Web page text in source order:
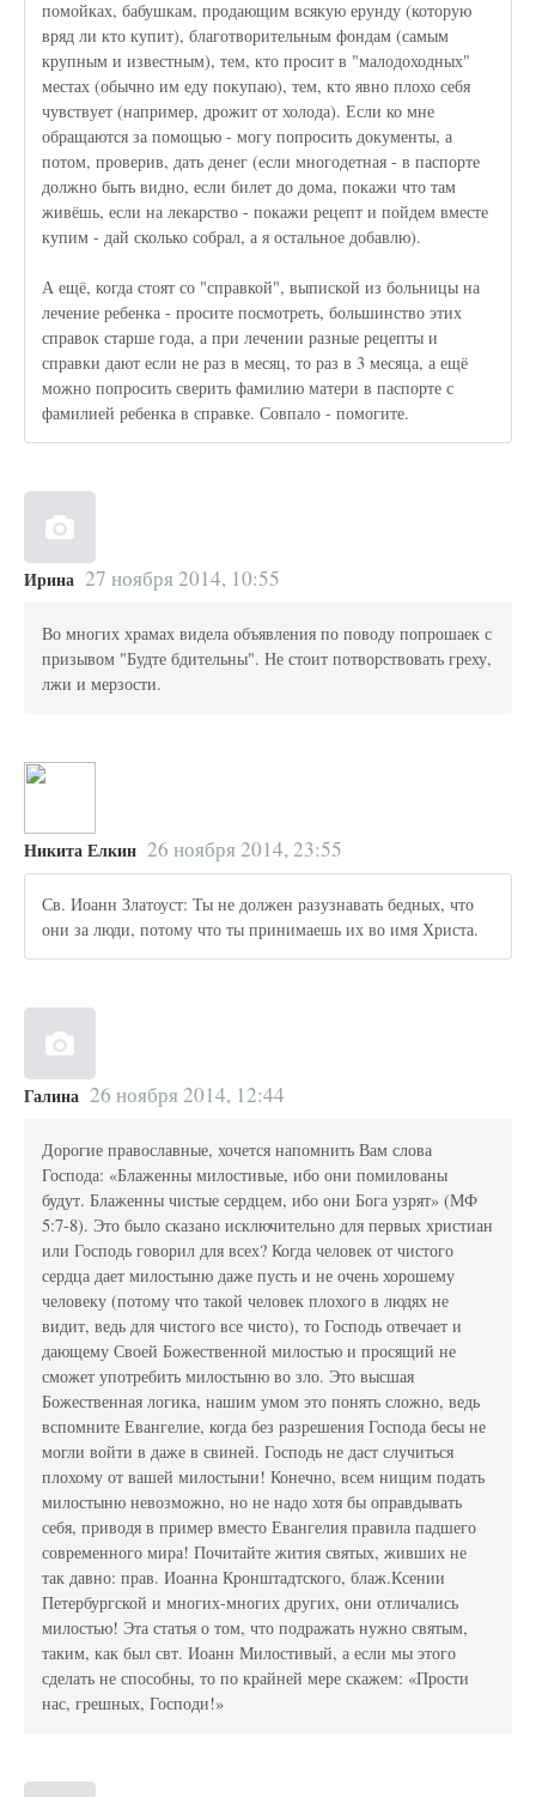
помойках, бабушкам, продающим всякую ерунду (которую
вряд ли кто купит), благотворительным фондам (самым
крупным и известным), тем, кто просит в "малодоходных"
местах (обычно им еду покупаю), тем, кто явно плохо себя
чувствует (например, дрожит от холода). Если ко мне
обращаются за помощью - могу попросить документы, а
потом, проверив, дать денег (если многодетная - в паспорте
должно быть видно, если билет до дома, покажи что там
живёшь, если на лекарство - покажи рецепт и пойдем вместе
купим - дай сколько собрал, а я остальное добавлю).
А ещё, когда стоят со "справкой", выпиской из больницы на
лечение ребенка - просите посмотреть, большинство этих
справок старше года, а при лечении разные рецепты и
справки дают если не раз в месяц, то раз в 3 месяца, а ещё
можно попросить сверить фамилию матери в паспорте с
фамилией ребенка в справке. Совпало - помогите.
Ирина 27 ноября 2014, 10:55
Во многих храмах видела объявления по поводу попрошаек с
призывом "Будте бдительны". Не стоит потворствовать греху,
лжи и мерзости.
Никита Елкин 26 ноября 2014, 23:55
Св. Иоанн Златоуст: Ты не должен разузнавать бедных, что
они за люди, потому что ты принимаешь их во имя Христа.
Галина 26 ноября 2014, 12:44
Дорогие православные, хочется напомнить Вам слова
Господа: «Блаженны милостивые, ибо они помилованы
будут. Блаженны чистые сердцем, ибо они Бога узрят» (МФ
5:7-8). Это было сказано исключительно для первых христиан
или Господь говорил для всех? Когда человек от чистого
сердца дает милостыню даже пусть и не очень хорошему
человеку (потому что такой человек плохого в людях не
видит, ведь для чистого все чисто), то Господь отвечает и
дающему Своей Божественной милостью и просящий не
сможет употребить милостыню во зло. Это высшая
Божественная логика, нашим умом это понять сложно, ведь
вспомните Евангелие, когда без разрешения Господа бесы не
могли войти в даже в свиней. Господь не даст случиться
плохому от вашей милостыни! Конечно, всем нищим подать
милостыню невозможно, но не надо хотя бы оправдывать
себя, приводя в пример вместо Евангелия правила падшего
современного мира! Почитайте жития святых, живших не
так давно: прав. Иоанна Кронштадтского, блаж.Ксении
Петербургской и многих-многих других, они отличались
милостью! Эта статья о том, что подражать нужно святым,
таким, как был свт. Иоанн Милостивый, а если мы этого
сделать не способны, то по крайней мере скажем: «Прости
нас, грешных, Господи!»